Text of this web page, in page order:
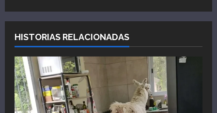
a
c
i
ó
n
HISTORIAS RELACIONADAS